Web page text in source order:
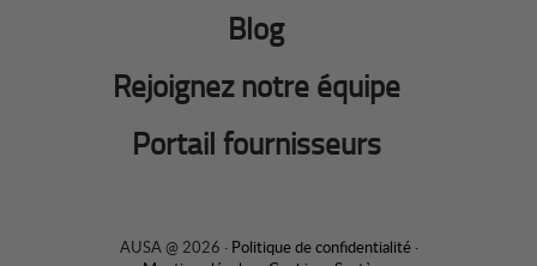
Blog
Rejoignez notre équipe
Portail fournisseurs
AUSA @ 2026 · Politique de confidentialité·